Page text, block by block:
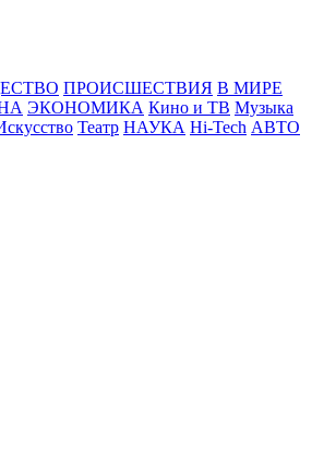
ПРОИСШЕСТВИЯ В МИРЕ
ЭКОНОМИКА Кино и ТВ Музыка
Театр НАУКА Hi-Tech АВТО